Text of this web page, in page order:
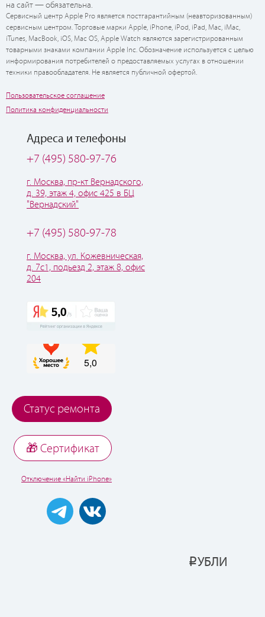
на сайт — обязательна.
Сервисный центр Apple Pro является постгарантийным (неавторизованным)
сервисным центром. Торговые марки Apple, iPhone, iPod, iPad, Mac, iMac,
iTunes, MacBook, iOS, Mac OS, Apple Watch являются зарегистрированным
товарными знаками компании Apple Inc. Обозначение используется с целью
информирования потребителей о предоставляемых услугах в отношении
техники правообладателя. Не является публичной офертой.
Пользовательское соглашение
Политика конфиденциальности
Адреса и телефоны
+7 (495) 580-97-76
г. Москва, пр-кт Вернадского,
д. 39, этаж 4, офис 425 в БЦ
"Вернадский"
+7 (495) 580-97-78
г. Москва, ул. Кожевническая,
д. 7с1, подьезд 2, этаж 8, офис
204
Статус ремонта
🎁 Cертификат
Отключение «Найти iPhone»
РУБЛИ